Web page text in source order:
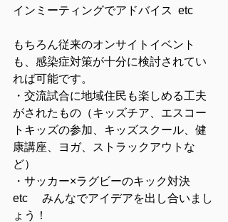
インミーティングでアドバイス  etc
もちろん従来のオンサイトイベント
も、感染症対策が十分に検討されてい
れば可能です。
・交流試合に地域住民も楽しめる工夫
がされたもの（キッズチア、エスコー
トキッズの参加、キッズスクール、健
康講座、ヨガ、ストラックアウトな
ど）
・サッカー×ラグビーのキック対決
etc 　みんなでアイデアを出し合いまし
ょう！